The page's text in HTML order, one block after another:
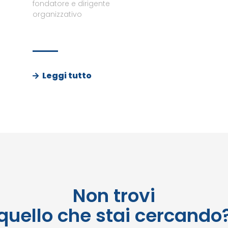
fondatore e dirigente
organizzativo
Leggi tutto
Non trovi
che stai